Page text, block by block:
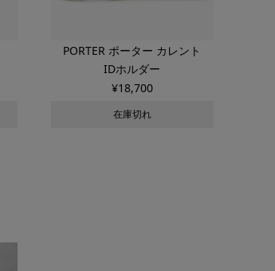
PORTER ポーター カレント
IDホルダー
¥18,700
在庫切れ